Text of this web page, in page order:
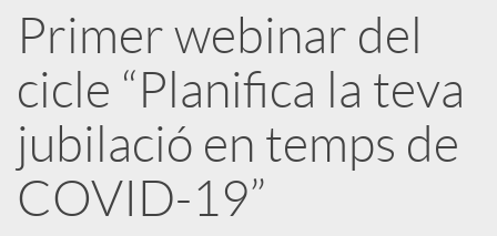
a
r
x
Primer webinar del
cicle “Planifica la teva
jubilació en temps de
COVID-19”